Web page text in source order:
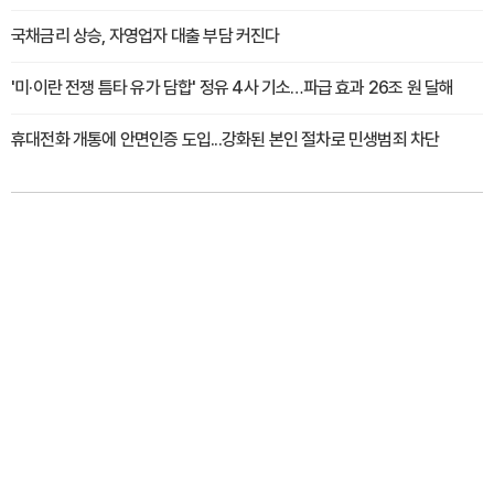
국채금리 상승, 자영업자 대출 부담 커진다
'미·이란 전쟁 틈타 유가 담합' 정유 4사 기소…파급 효과 26조 원 달해
휴대전화 개통에 안면인증 도입...강화된 본인 절차로 민생범죄 차단